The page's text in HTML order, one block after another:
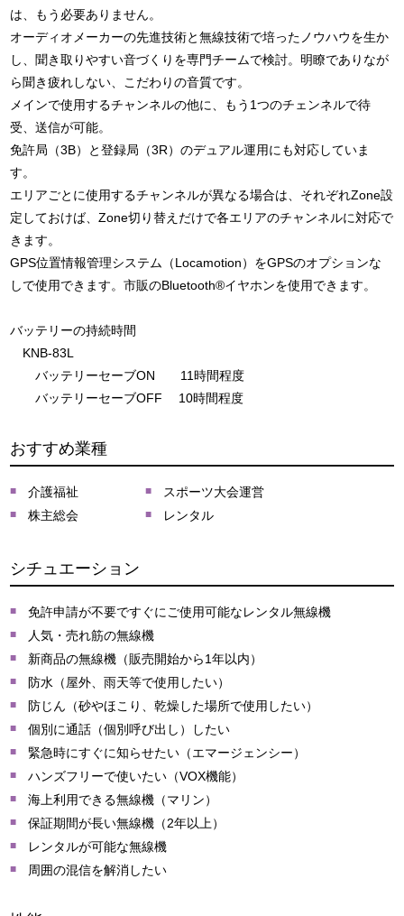
は、もう必要ありません。
オーディオメーカーの先進技術と無線技術で培ったノウハウを生か
し、聞き取りやすい音づくりを専門チームで検討。明瞭でありなが
ら聞き疲れしない、こだわりの音質です。
メインで使用するチャンネルの他に、もう1つのチェンネルで待
受、送信が可能。
免許局（3B）と登録局（3R）のデュアル運用にも対応していま
す。
エリアごとに使用するチャンネルが異なる場合は、それぞれZone設
定しておけば、Zone切り替えだけで各エリアのチャンネルに対応で
きます。
GPS位置情報管理システム（Locamotion）をGPSのオプションな
しで使用できます。市販のBluetooth®イヤホンを使用できます。
バッテリーの持続時間
KNB-83L
バッテリーセーブON 11時間程度
バッテリーセーブOFF 10時間程度
おすすめ業種
介護福祉
スポーツ大会運営
株主総会
レンタル
シチュエーション
免許申請が不要ですぐにご使用可能なレンタル無線機
人気・売れ筋の無線機
新商品の無線機（販売開始から1年以内）
防水（屋外、雨天等で使用したい）
防じん（砂やほこり、乾燥した場所で使用したい）
個別に通話（個別呼び出し）したい
緊急時にすぐに知らせたい（エマージェンシー）
ハンズフリーで使いたい（VOX機能）
海上利用できる無線機（マリン）
保証期間が長い無線機（2年以上）
レンタルが可能な無線機
周囲の混信を解消したい